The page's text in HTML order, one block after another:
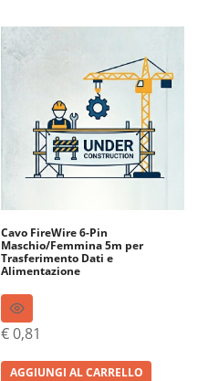
Cavo FireWire 6-Pin
Maschio/Femmina 5m per
Trasferimento Dati e
Alimentazione
€0,81
AGGIUNGI AL CARRELLO